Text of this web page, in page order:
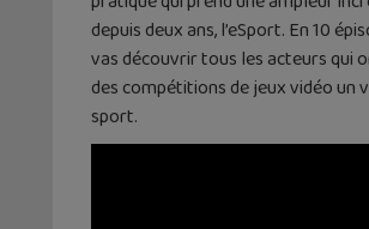
depuis deux ans, l’eSport. En 10
vas découvrir tous les acteurs qui
des compétitions de jeux vidéo un
sport.